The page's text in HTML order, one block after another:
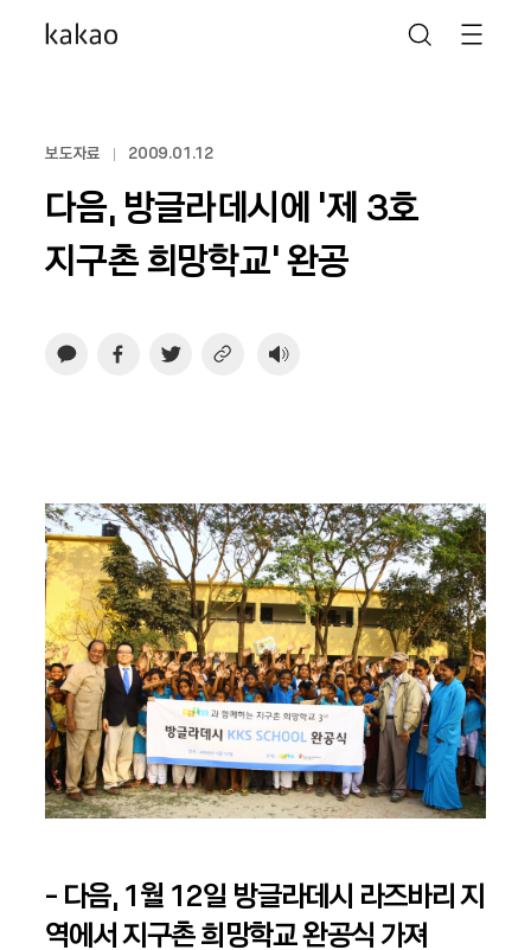
보도자료 2009.01.12
다음, 방글라데시에 '제 3호
지구촌 희망학교' 완공
- 다음, 1월 12일 방글라데시 라즈바리 지
역에서 지구촌 희망학교 완공식 가져